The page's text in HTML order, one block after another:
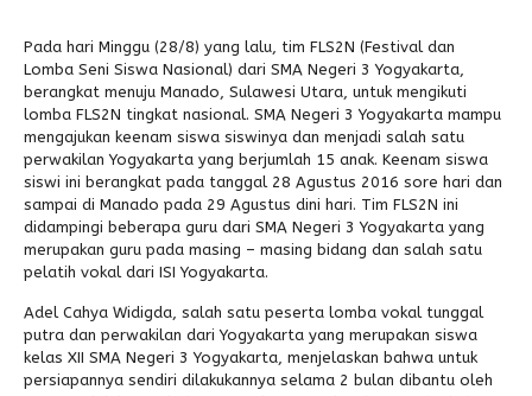
Link Referensi
PPDB
Alumni
Pada hari Minggu (28/8) yang lalu, tim FLS2N (Festival dan
Lomba Seni Siswa Nasional) dari SMA Negeri 3 Yogyakarta,
berangkat menuju Manado, Sulawesi Utara, untuk mengikuti
lomba FLS2N tingkat nasional. SMA Negeri 3 Yogyakarta mampu
mengajukan keenam siswa siswinya dan menjadi salah satu
perwakilan Yogyakarta yang berjumlah 15 anak. Keenam siswa
siswi ini berangkat pada tanggal 28 Agustus 2016 sore hari dan
sampai di Manado pada 29 Agustus dini hari. Tim FLS2N ini
didampingi beberapa guru dari SMA Negeri 3 Yogyakarta yang
merupakan guru pada masing – masing bidang dan salah satu
pelatih vokal dari ISI Yogyakarta.
Adel Cahya Widigda, salah satu peserta lomba vokal tunggal
putra dan perwakilan dari Yogyakarta yang merupakan siswa
kelas XII SMA Negeri 3 Yogyakarta, menjelaskan bahwa untuk
persiapannya sendiri dilakukannya selama 2 bulan dibantu oleh